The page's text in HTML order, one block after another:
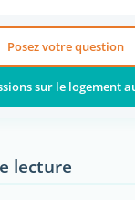
Posez votre question
sur le logement
lecture